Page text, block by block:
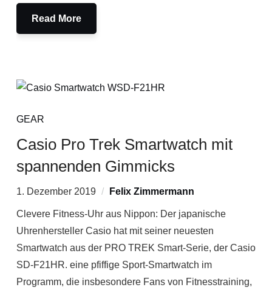
Read More
GEAR
Casio Pro Trek Smartwatch mit
spannenden Gimmicks
1. Dezember 2019 Felix Zimmermann
Clevere Fitness-Uhr aus Nippon: Der japanische
Uhrenhersteller Casio hat mit seiner neuesten
Smartwatch aus der PRO TREK Smart-Serie, der Casio
SD-F21HR. eine pfiffige Sport-Smartwatch im
Programm, die insbesondere Fans von Fitnesstraining,